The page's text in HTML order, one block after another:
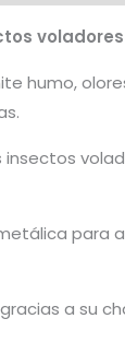
humo,
para
a su